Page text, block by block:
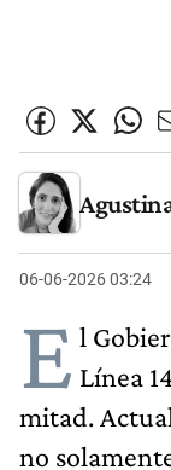
06-06-2026 03:24
E l
Línea
mitad.
no